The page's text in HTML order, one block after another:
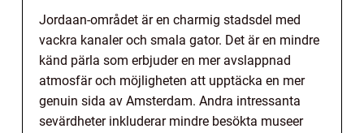
Jordaan-området är en charmig stadsdel med
vackra kanaler och smala gator. Det är en mindre
känd pärla som erbjuder en mer avslappnad
atmosfär och möjligheten att upptäcka en mer
genuin sida av Amsterdam. Andra intressanta
sevärdheter inkluderar mindre besökta museer